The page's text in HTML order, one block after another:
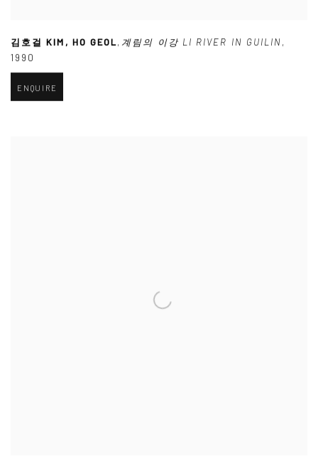
김호걸 KIM , HO GEOL, 계림의 이강 LI RIVER IN GUILIN ,
1990
ENQUIRE